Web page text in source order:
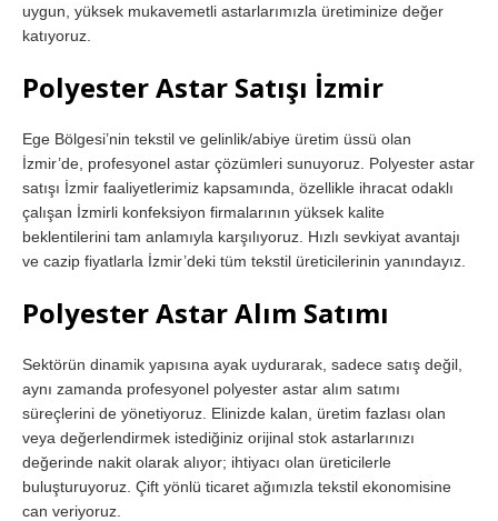
uygun, yüksek mukavemetli astarlarımızla üretiminize değer
katıyoruz.
Polyester Astar Satışı İzmir
Ege Bölgesi’nin tekstil ve gelinlik/abiye üretim üssü olan
İzmir’de, profesyonel astar çözümleri sunuyoruz. Polyester astar
satışı İzmir faaliyetlerimiz kapsamında, özellikle ihracat odaklı
çalışan İzmirli konfeksiyon firmalarının yüksek kalite
beklentilerini tam anlamıyla karşılıyoruz. Hızlı sevkiyat avantajı
ve cazip fiyatlarla İzmir’deki tüm tekstil üreticilerinin yanındayız.
Polyester Astar Alım Satımı
Sektörün dinamik yapısına ayak uydurarak, sadece satış değil,
aynı zamanda profesyonel polyester astar alım satımı
süreçlerini de yönetiyoruz. Elinizde kalan, üretim fazlası olan
veya değerlendirmek istediğiniz orijinal stok astarlarınızı
değerinde nakit olarak alıyor; ihtiyacı olan üreticilerle
buluşturuyoruz. Çift yönlü ticaret ağımızla tekstil ekonomisine
can veriyoruz.